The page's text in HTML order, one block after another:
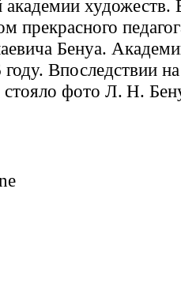
художеств.
прекрасного
Бенуа.
Впоследствии
стояло фото Л. Н.